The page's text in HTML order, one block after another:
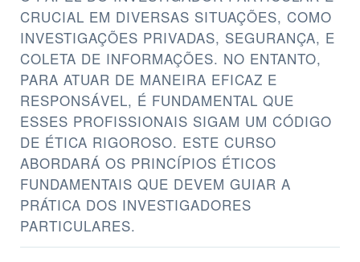
CRUCIAL EM DIVERSAS SITUAÇÕES, COMO
INVESTIGAÇÕES PRIVADAS, SEGURANÇA, E
COLETA DE INFORMAÇÕES. NO ENTANTO,
PARA ATUAR DE MANEIRA EFICAZ E
RESPONSÁVEL, É FUNDAMENTAL QUE
ESSES PROFISSIONAIS SIGAM UM CÓDIGO
DE ÉTICA RIGOROSO. ESTE CURSO
ABORDARÁ OS PRINCÍPIOS ÉTICOS
FUNDAMENTAIS QUE DEVEM GUIAR A
PRÁTICA DOS INVESTIGADORES
PARTICULARES.